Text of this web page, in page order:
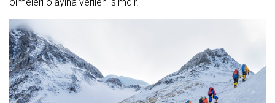
ölmeleri olayına verilen isimdir.